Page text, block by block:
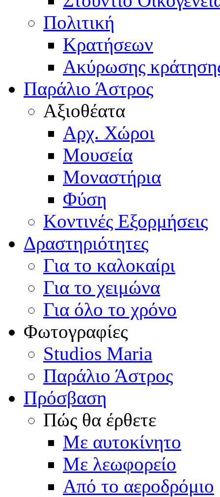
Πολιτική
Κρατήσεων
Ακύρωσης
Παράλιο Άστρος
Αξιοθέατα
Αρχ. Χώροι
Μουσεία
Μοναστήρια
Φύση
Κοντινές Εξορμήσεις
Δραστηριότητες
Για το καλοκαίρι
Για το χειμώνα
Για όλο το χρόνο
Φωτογραφίες
Studios Maria
Παράλιο Άστρος
Πρόσβαση
Πώς θα έρθετε
Με αυτοκίνητο
Με λεωφορείο
Από το αεροδρόμιο